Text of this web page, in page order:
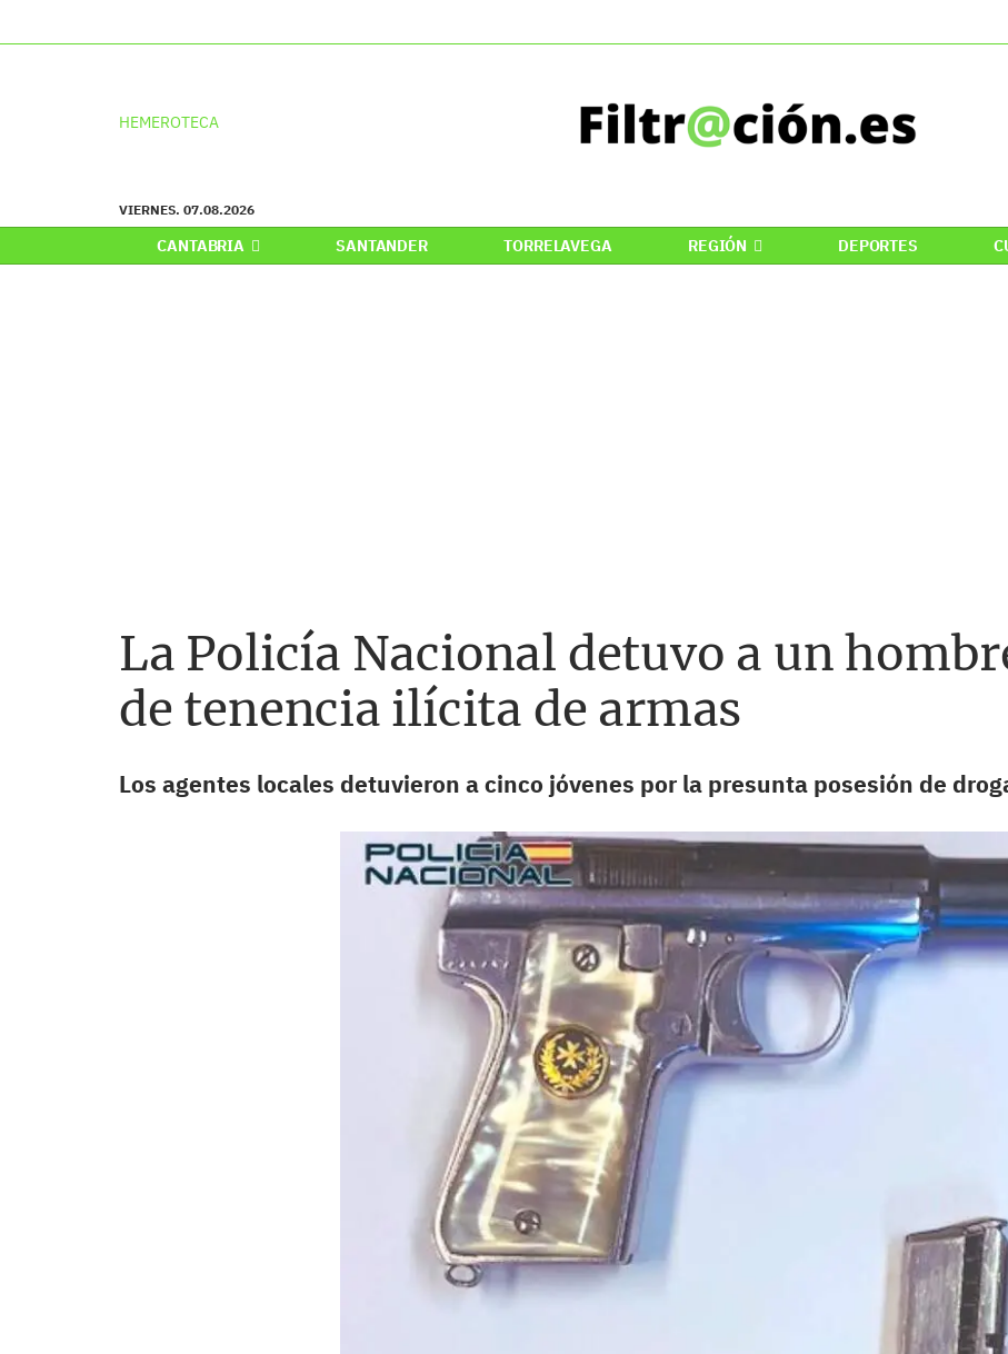
HEMEROTECA
VIERNES. 07.08.2026
CANTABRIA SANTANDER TORRELAVEGA REGIÓN DEPORTES
La Policía Nacional detuvo a un
de tenencia ilícita de armas
Los agentes locales detuvieron a cinco jóvenes por la presunta posesión de